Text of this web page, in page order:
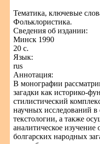
Тематика, ключевые
Фольклористика.
Сведения об издании:
Минск 1990
20 с.
Язык:
rus
Аннотация:
В монографии
загадки как историко-
стилистический
научных исследований
текстологии, а также
аналитическое изучение
болгарских народных